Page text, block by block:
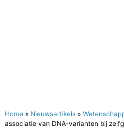
Home » Nieuwsartikels »
associatie van DNA-varianten bij